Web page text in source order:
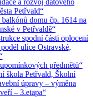
a rozvoj datového
Petřvald“
balkónů domu čp. 1614 na
v Petřvaldě“
spodní části oplocení
ulice Ostravské,
předmětů“
škola Petřvald, Školní
úpravy – výměna
– 3.etapa“